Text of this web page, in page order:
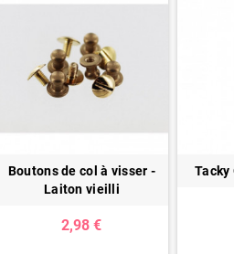
Boutons de col à visser -
Laiton vieilli
2,98 €
Tacky